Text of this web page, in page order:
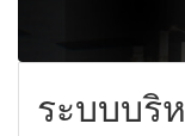
ระบบบริ